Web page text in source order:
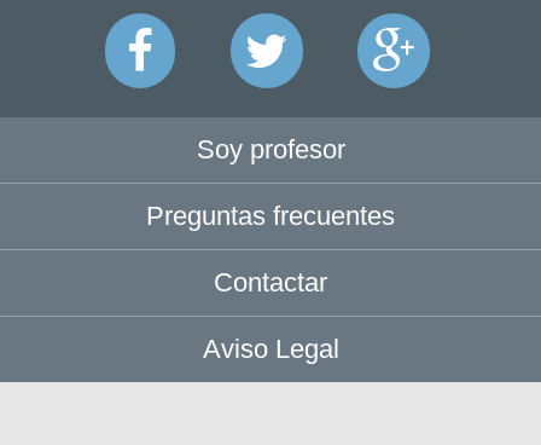
Soy profesor
Preguntas frecuentes
Contactar
Aviso Legal